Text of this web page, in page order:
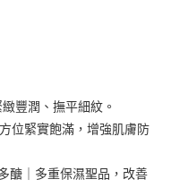
豐潤、撫平細紋。
位緊實飽滿，增強肌膚防
醣｜多重保濕聖品，改善